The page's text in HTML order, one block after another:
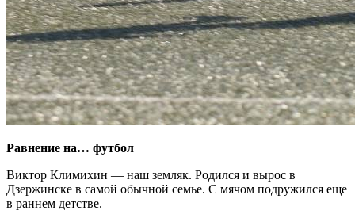
Равнение на… футбол
Виктор Климихин — наш земляк. Родился и вырос в
Дзержинске в самой обычной семье. С мячом подружился еще
в раннем детстве.